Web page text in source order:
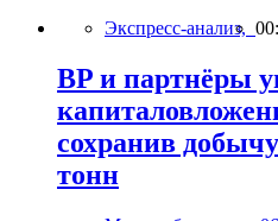
Экспресс-анализ,
BP и партнёры
сохранив
тонн